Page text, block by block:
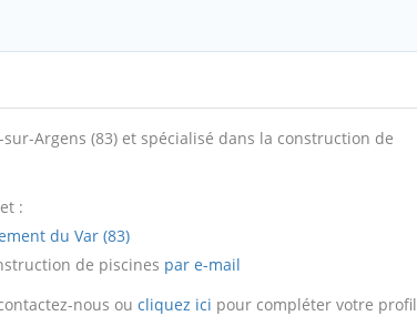
Argens (83) et spécialisé dans la construction de
:
du Var (83)
de piscines par e-mail
nous ou cliquez ici pour compléter votre profil